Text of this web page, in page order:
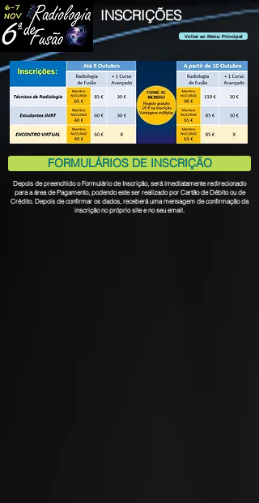
INSCRIÇÕES
Voltar ao Menu Principal
FORMULÁRIOS DE INSCRIÇÃO
Depois de preenchido o Formulário de Inscrição, será imediatamente redirecionado
para a área de Pagamento, podendo este ser realizado por Cartão de Débito ou de
Crédito. Depois de confirmar os dados, receberá uma mensagem de confirmação da
inscrição no próprio site e no seu email.